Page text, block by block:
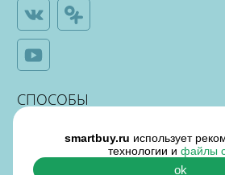
СПОСОБЫ
ОПЛАТЫ
smartbuy.ru использует
технологии и файлы
ok